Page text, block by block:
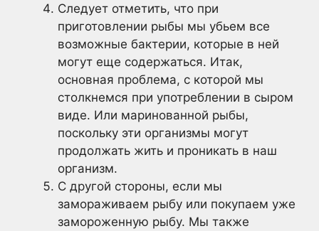
Следует отметить, что при
приготовлении рыбы мы убьем все
возможные бактерии, которые в ней
могут еще содержаться. Итак,
основная проблема, с которой мы
столкнемся при употреблении в сыром
виде. Или маринованной рыбы,
поскольку эти организмы могут
продолжать жить и проникать в наш
организм.
С другой стороны, если мы
замораживаем рыбу или покупаем уже
замороженную рыбу. Мы также